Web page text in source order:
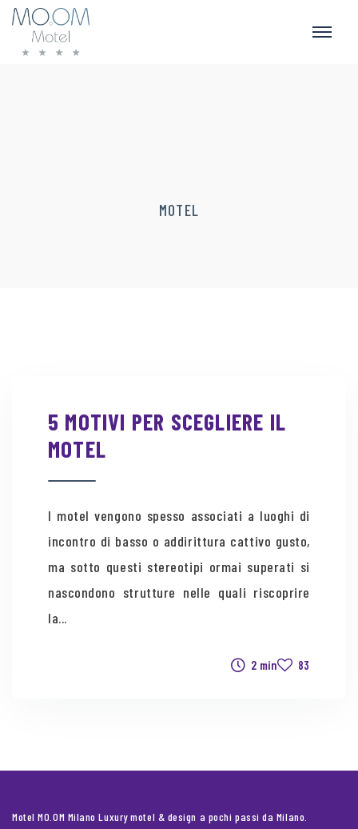
MOTEL
5 MOTIVI PER SCEGLIERE IL
MOTEL
I motel vengono spesso associati a luoghi di
incontro di basso o addirittura cattivo gusto,
ma sotto questi stereotipi ormai superati si
nascondono strutture nelle quali riscoprire
la...
83
2 min
Motel MO.OM Milano Luxury motel & design a pochi passi da Milano.